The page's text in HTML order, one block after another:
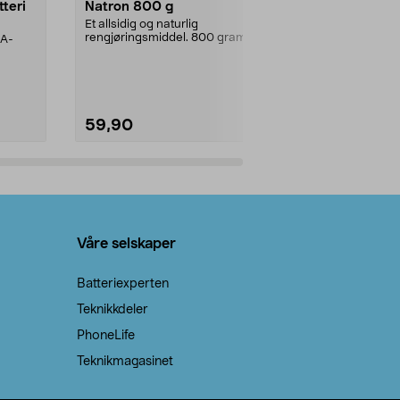
Natron 800 g
Et allsidig og naturlig
rengjøringsmiddel. 800 gram
59,90
Våre selskaper
Batteriexperten
Teknikkdeler
PhoneLife
Teknikmagasinet